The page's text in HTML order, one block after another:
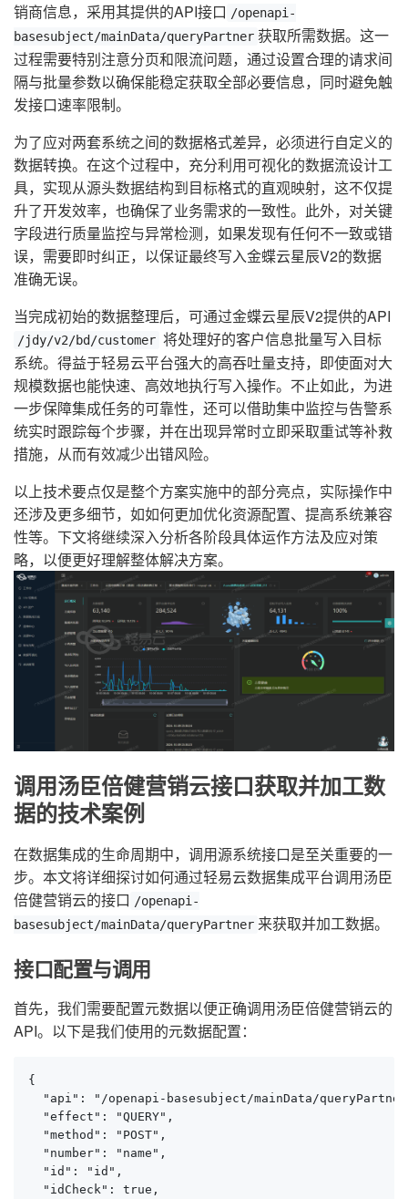
销商信息，采用其提供的API接口 /openapi-
basesubject/mainData/queryPartner 获取所需数据。这一
过程需要特别注意分页和限流问题，通过设置合理的请求间
隔与批量参数以确保能稳定获取全部必要信息，同时避免触
发接口速率限制。
为了应对两套系统之间的数据格式差异，必须进行自定义的
数据转换。在这个过程中，充分利用可视化的数据流设计工
具，实现从源头数据结构到目标格式的直观映射，这不仅提
升了开发效率，也确保了业务需求的一致性。此外，对关键
字段进行质量监控与异常检测，如果发现有任何不一致或错
误，需要即时纠正，以保证最终写入金蝶云星辰V2的数据
准确无误。
当完成初始的数据整理后，可通过金蝶云星辰V2提供的API
/jdy/v2/bd/customer 将处理好的客户信息批量写入目标
系统。得益于轻易云平台强大的高吞吐量支持，即使面对大
规模数据也能快速、高效地执行写入操作。不止如此，为进
一步保障集成任务的可靠性，还可以借助集中监控与告警系
统实时跟踪每个步骤，并在出现异常时立即采取重试等补救
措施，从而有效减少出错风险。
以上技术要点仅是整个方案实施中的部分亮点，实际操作中
还涉及更多细节，如如何更加优化资源配置、提高系统兼容
性等。下文将继续深入分析各阶段具体运作方法及应对策
略，以便更好理解整体解决方案。
调用汤臣倍健营销云接口获取并加工数
据的技术案例
在数据集成的生命周期中，调用源系统接口是至关重要的一
步。本文将详细探讨如何通过轻易云数据集成平台调用汤臣
倍健营销云的接口 /openapi-
basesubject/mainData/queryPartner 来获取并加工数据。
接口配置与调用
首先，我们需要配置元数据以便正确调用汤臣倍健营销云的
API。以下是我们使用的元数据配置：
{
"api": "/openapi-basesubject/mainData/
  "effect": "QUERY",
  "method": "POST",
  "number": "name",
  "id": "id",
  "idCheck": true,